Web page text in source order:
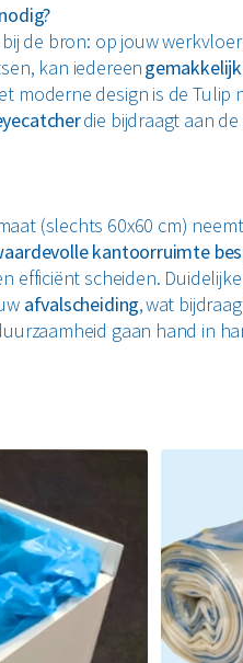
de bron: op jouw
kan iedereen
moderne design is de
die bijdraagt aan
(slechts 60x60 cm)
kantoorruimte
efficiënt scheiden.
afvalscheiding, wat
gaan hand in
zodat de Tulip
product waarop je